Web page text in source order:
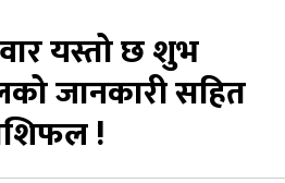
यस्तो छ शुभ
जानकारी सहित
!